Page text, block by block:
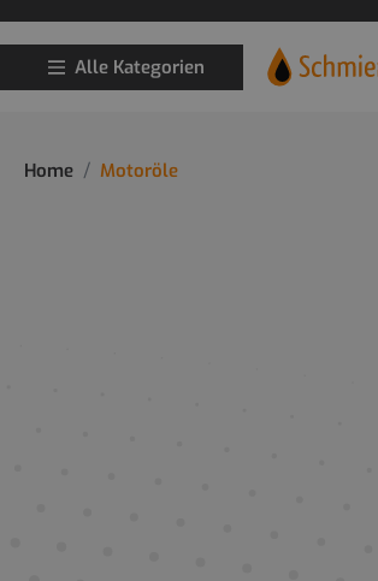
Alle Kategorien
Home Motoröle